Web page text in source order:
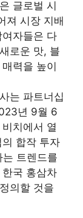
글로벌 시
져 시장 지배
자들은 다
로운 맛, 블
력을 높이
는 파트너십
년 9월 6
치에서 열
합작 투자
는 트렌드를
국 홍삼차
의할 것을